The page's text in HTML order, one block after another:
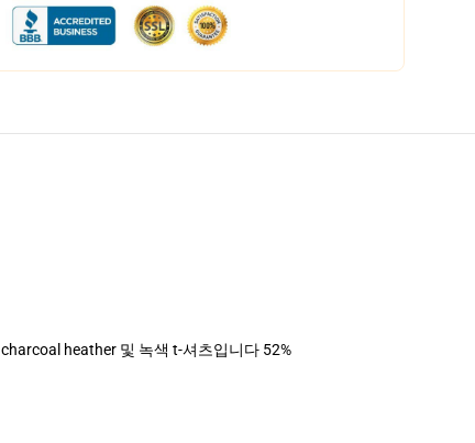
heather 및 녹색 t-셔츠입니다 52%